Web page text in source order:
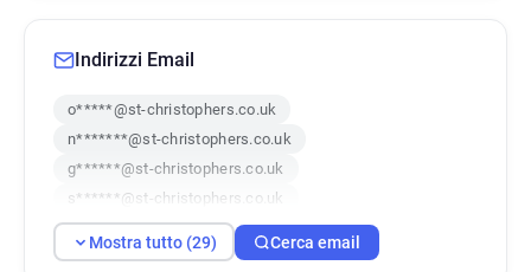
Indirizzi Email
o*****@st-christophers.co.uk
n*******@st-christophers.co.uk
g******@st-christophers.co.uk
s******@st-christophers.co.uk
d*****@st-christophers.co.uk
z***********@st-christophers.co.uk
Mostra tutto (29) Cerca email